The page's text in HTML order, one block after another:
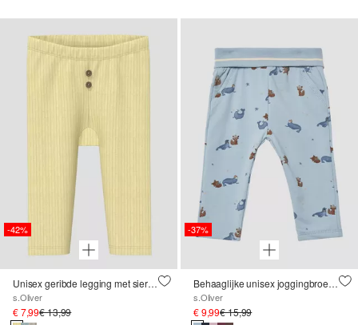
-42%
Unisex geribde legging met sierknopen
s.Oliver
€ 7,99€ 13,99
-37%
Behaaglijke unisex joggingbroek met omgeslagen tailleband
s.Oliver
€ 9,99€ 15,99